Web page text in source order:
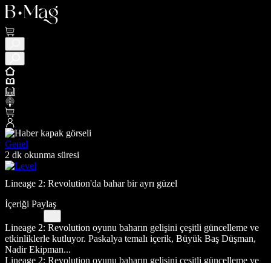
Genel
2 dk okunma süresi
​Lineage 2: Revolution'da bahar bir ayrı güzel
İçeriği Paylaş
Lineage 2: Revolution oyunu baharın gelişini çeşitli güncelleme ve
etkinliklerle kutluyor. Paskalya temalı içerik, Büyük Baş Düşman,
Nadir Ekipman...
Lineage 2: Revolution oyunu baharın gelişini çeşitli güncelleme ve